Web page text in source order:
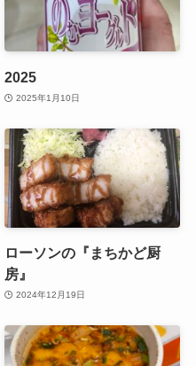
2025
2025年1月10日
ローソンの『まちかど厨
房』
2024年12月19日